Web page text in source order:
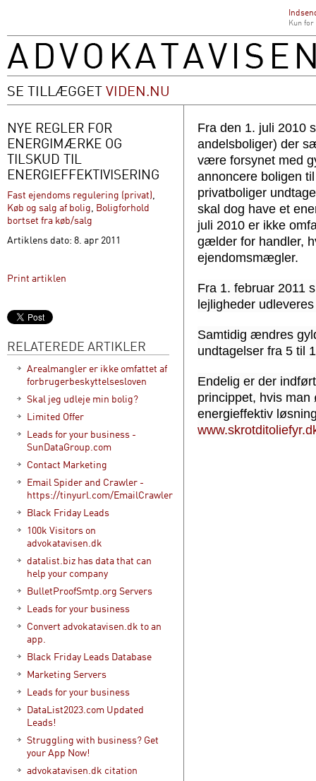
Kun
SE TILLÆGGETVIDEN.NU
NYE REGLER FOR
ENERGIMÆRKE OG
TILSKUD TIL
ENERGIEFFEKTIVISERING
Fast ejendoms regulering (privat)
Køb og salg af bolig Boligforhold
bortset fra køb/salg
Artiklens dato: 8. apr 2011
Print artiklen
RELATEREDE ARTIKLER
Arealmangler er ikke omfattet af
forbrugerbeskyttelsesloven
Skal jeg udleje min bolig?
Limited Offer
Leads for your business -
SunDataGroup.com
Contact Marketing
Email Spider and Crawler -
https://tinyurl.com/EmailCrawler
Black Friday Leads
100k Visitors on
advokatavisen.dk
datalist.biz has data that can
help your company
BulletProofSmtp.org Servers
Leads for your business
Convert advokatavisen.dk to an
app.
Black Friday Leads Database
Marketing Servers
Leads for your business
DataList2023.com Updated
Leads!
Struggling with business? Get
your App Now!
advokatavisen.dk citation
Fra den 1. juli 2010
andelsboliger) der
være forsynet med
annoncere boligen
privatboliger
skal dog have et
juli 2010 er ikke
gælder for handler,
ejendomsmægler.
Fra 1. februar 2011
lejligheder
Samtidig ændres
undtagelser fra 5 til
Endelig er der
princippet, hvis
energieffektiv